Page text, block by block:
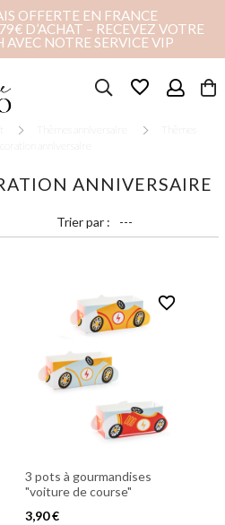
OFFERTE EN FRANCE
D’ACHAT – RECEVEZ VOTRE
NOTRE SERVICE VIP
favorite_border
Thèmes anniversaire
anniversaire
ANNIVERSAIRE
Trier par :
favorite_border
3 pots à gourmandises
"voiture de course"
3,90 €